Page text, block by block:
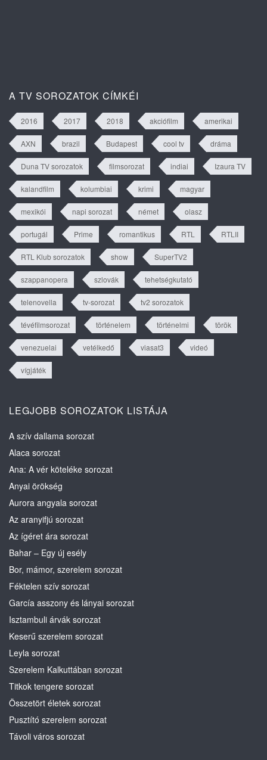
A TV SOROZATOK CÍMKÉI
2016 2017 2018 akciófilm amerikai
AXN brazil Budapest cool tv dráma
Duna TV sorozatok filmsorozat indiai Izaura TV
kalandfilm kolumbiai krimi magyar
mexikói napi sorozat német olasz
portugál Prime romantikus RTL RTLII
RTL Klub sorozatok show SuperTV2
szappanopera szlovák tehetségkutató
telenovella tv-sorozat tv2 sorozatok
tévéfilmsorozat történelem történelmi török
venezuelai vetélkedő viasat3 videó
vígjáték
LEGJOBB SOROZATOK LISTÁJA
A szív dallama sorozat
Alaca sorozat
Ana: A vér köteléke sorozat
Anyai örökség
Aurora angyala sorozat
Az aranyifjú sorozat
Az ígéret ára sorozat
Bahar – Egy új esély
Bor, mámor, szerelem sorozat
Féktelen szív sorozat
García asszony és lányai sorozat
Isztambuli árvák sorozat
Keserű szerelem sorozat
Leyla sorozat
Szerelem Kalkuttában sorozat
Titkok tengere sorozat
Összetört életek sorozat
Pusztító szerelem sorozat
Távoli város sorozat